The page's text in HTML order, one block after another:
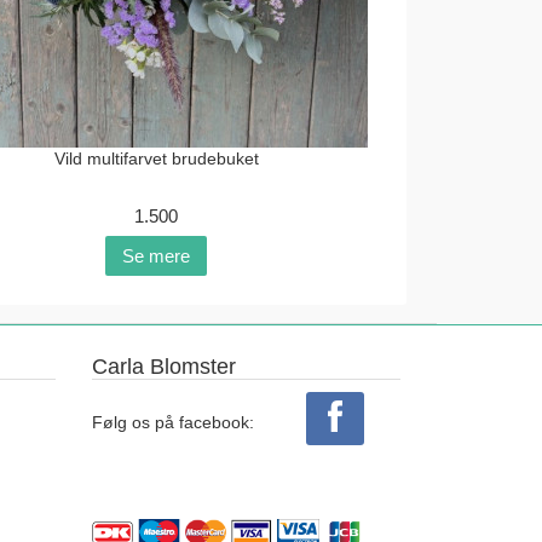
Vild multifarvet brudebuket
1.500
Se mere
Carla Blomster
Følg os på facebook: